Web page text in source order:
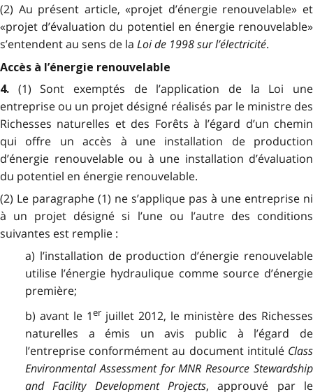
(2) Au présent article, «projet d’énergie renouvelable» et
«projet d’évaluation du potentiel en énergie renouvelable»
s’entendent au sens de la Loi de 1998 sur l’électricité.
Accès à l’énergie renouvelable
4. (1) Sont exemptés de l’application de la Loi une
entreprise ou un projet désigné réalisés par le ministre des
Richesses naturelles et des Forêts à l’égard d’un chemin
qui offre un accès à une installation de production
d’énergie renouvelable ou à une installation d’évaluation
du potentiel en énergie renouvelable.
(2) Le paragraphe (1) ne s’applique pas à une entreprise ni
à un projet désigné si l’une ou l’autre des conditions
suivantes est remplie :
a) l’installation de production d’énergie renouvelable
utilise l’énergie hydraulique comme source d’énergie
première;
b) avant le 1erjuillet 2012, le ministère des Richesses
naturelles a émis un avis public à l’égard de
l’entreprise conformément au document intitulé Class
Environmental Assessment for MNR Resource Stewardship
and Facility Development Projects, approuvé par le